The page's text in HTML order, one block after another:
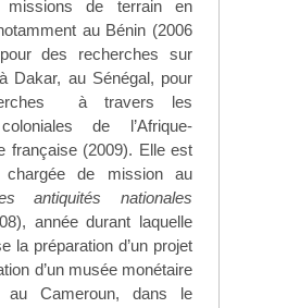
missions de terrain en
au Bénin (2006
des recherches sur
à Dakar, au Sénégal, pour
à travers les
de l’Afrique-
française (2009). Elle est
chargée de mission au
antiquités nationales
année durant laquelle
la préparation d’un projet
d’un musée monétaire
au Cameroun, dans le